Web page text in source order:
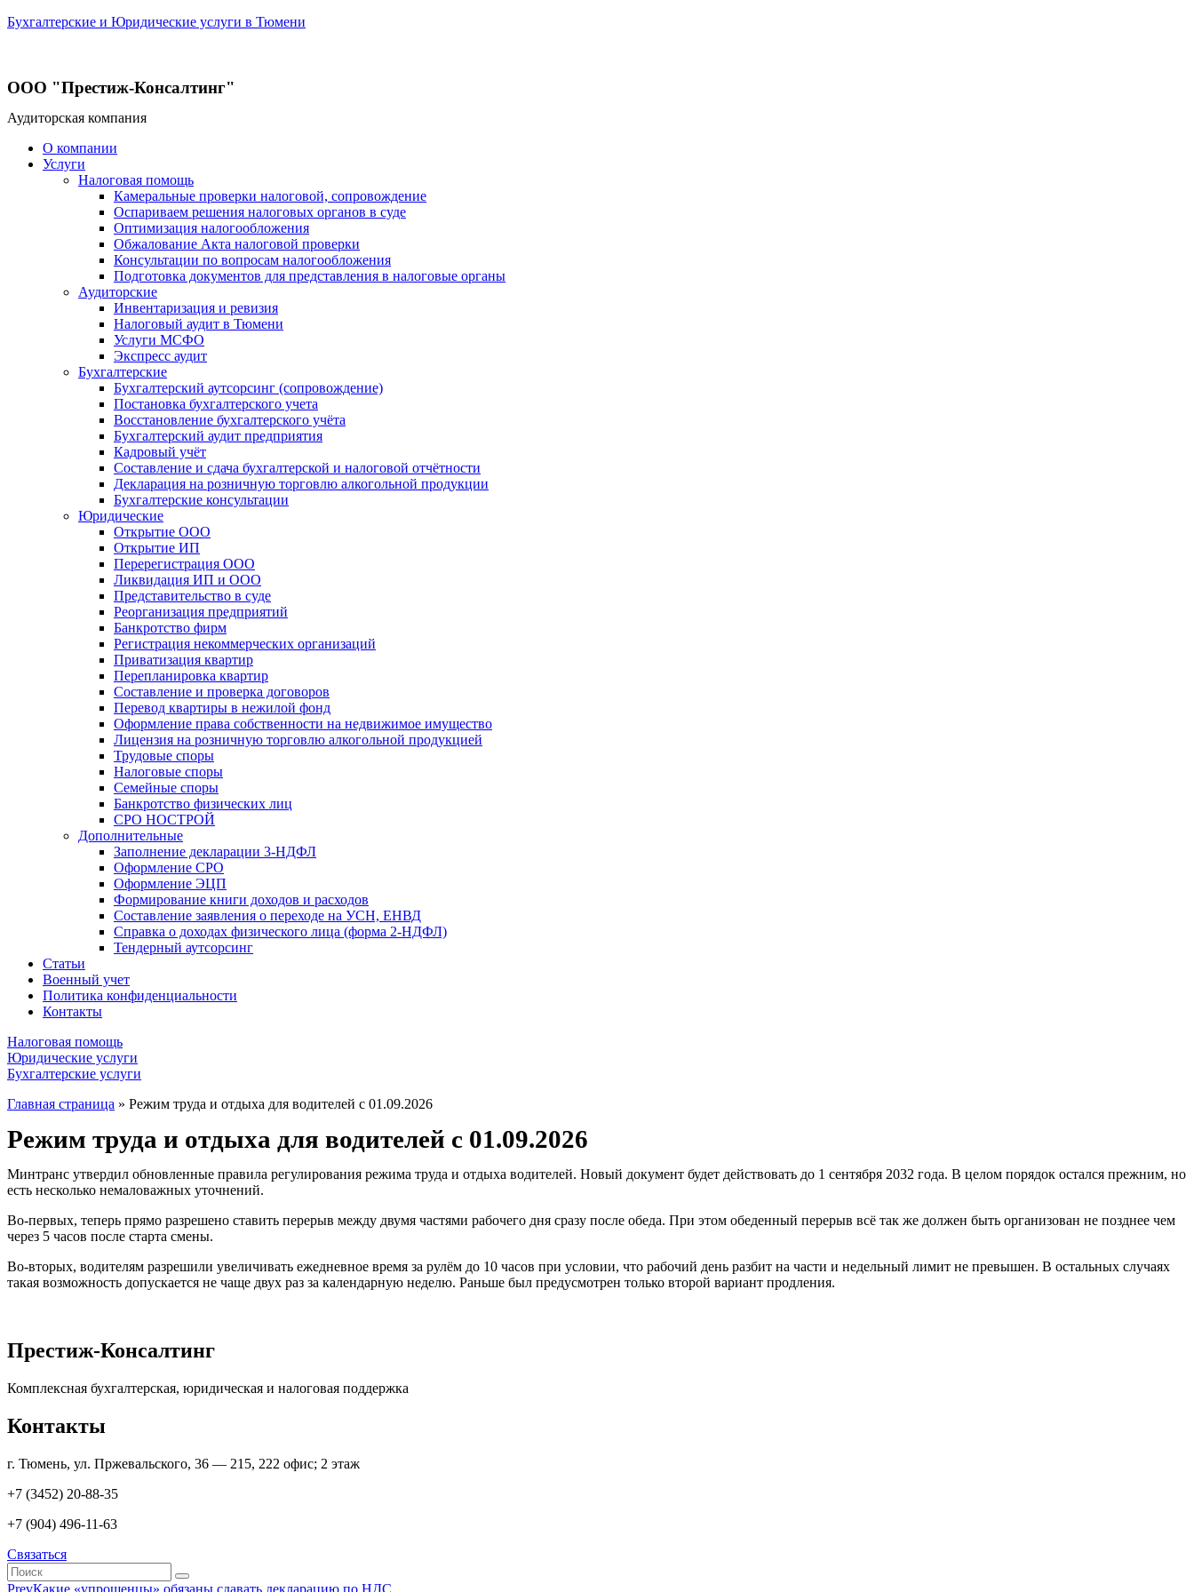
Бухгалтерские и Юридические услуги в Тюмени
ООО "Престиж-Консалтинг"
Аудиторская компания
О компании
Услуги
Налоговая помощь
Камеральные проверки налоговой, сопровождение
Оспариваем решения налоговых органов в суде
Оптимизация налогообложения
Обжалование Акта налоговой проверки
Консультации по вопросам налогообложения
Подготовка документов для представления в налоговые органы
Аудиторские
Инвентаризация и ревизия
Налоговый аудит в Тюмени
Услуги МСФО
Экспресс аудит
Бухгалтерские
Бухгалтерский аутсорсинг (сопровождение)
Постановка бухгалтерского учета
Восстановление бухгалтерского учёта
Бухгалтерский аудит предприятия
Кадровый учёт
Составление и сдача бухгалтерской и налоговой отчётности
Декларация на розничную торговлю алкогольной продукции
Бухгалтерские консультации
Юридические
Открытие ООО
Открытие ИП
Перерегистрация ООО
Ликвидация ИП и ООО
Представительство в суде
Реорганизация предприятий
Банкротство фирм
Регистрация некоммерческих организаций
Приватизация квартир
Перепланировка квартир
Составление и проверка договоров
Перевод квартиры в нежилой фонд
Оформление права собственности на недвижимое имущество
Лицензия на розничную торговлю алкогольной продукцией
Трудовые споры
Налоговые споры
Семейные споры
Банкротство физических лиц
СРО НОСТРОЙ
Дополнительные
Заполнение декларации 3-НДФЛ
Оформление СРО
Оформление ЭЦП
Формирование книги доходов и расходов
Составление заявления о переходе на УСН, ЕНВД
Справка о доходах физического лица (форма 2-НДФЛ)
Тендерный аутсорсинг
Статьи
Военный учет
Политика конфиденциальности
Контакты
Налоговая помощь
Юридические услуги
Бухгалтерские услуги
Главная страница » Режим труда и отдыха для водителей с 01.09.2026
Режим труда и отдыха для водителей с 01.09.2026
Минтранс утвердил обновленные правила регулирования режима труда и отдыха водителей. Новый документ будет действовать до 1 сентября 2032 года. В целом порядок остался прежним, но
есть несколько немаловажных уточнений.
Во-первых, теперь прямо разрешено ставить перерыв между двумя частями рабочего дня сразу после обеда. При этом обеденный перерыв всё так же должен быть организован не позднее чем
через 5 часов после старта смены.
Во-вторых, водителям разрешили увеличивать ежедневное время за рулём до 10 часов при условии, что рабочий день разбит на части и недельный лимит не превышен. В остальных случаях
такая возможность допускается не чаще двух раз за календарную неделю. Раньше был предусмотрен только второй вариант продления.
Престиж-Консалтинг
Комплексная бухгалтерская, юридическая и налоговая поддержка
Контакты
г. Тюмень, ул. Пржевальского, 36 — 215, 222 офис; 2 этаж
+7 (3452) 20-88-35
+7 (904) 496-11-63
Связаться
PrevКакие «упрощенцы» обязаны сдавать декларацию по НДС